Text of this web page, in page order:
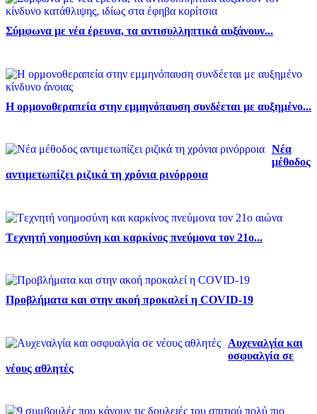
Σύμφωνα με νέα έρευνα, τα αντισυλληπτικά αυξάνουν...
Η ορμονοθεραπεία στην εμμηνόπαυση συνδέεται με αυξημένο...
Νέα
μέθοδος
αντιμετωπίζει ριζικά τη χρόνια ρινόρροια
Tεχνητή νοημοσύνη και καρκίνος πνεύμονα τον 21ο...
Προβλήματα και στην ακοή προκαλεί η COVID-19
Αυχεναλγία και
οσφυαλγία σε
νέους αθλητές